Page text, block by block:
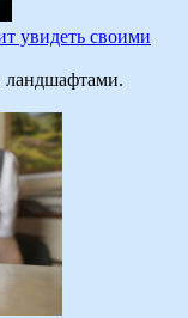
увидеть своими
ландшафтами.